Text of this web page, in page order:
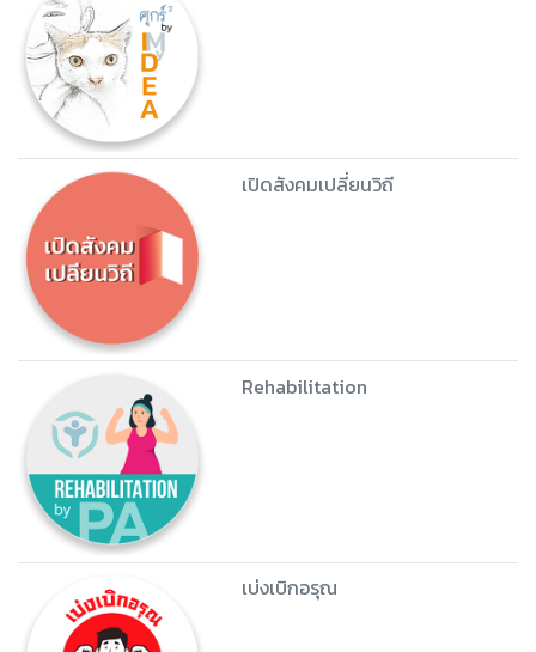
เปิดสังคมเปลี่ยนวิถี
Rehabilitation
เบ่งเบิกอรุณ